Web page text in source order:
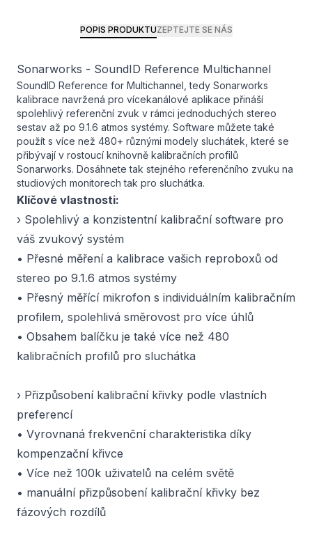
POPIS PRODUKTUZEPTEJTE SE NÁS
Sonarworks - SoundID Reference Multichannel
SoundID Reference for Multichannel, tedy Sonarworks
kalibrace navržená pro vícekanálové aplikace přináší
spolehlivý referenční zvuk v rámci jednoduchých stereo
sestav až po 9.1.6 atmos systémy. Software můžete také
použít s více než 480+ různými modely sluchátek, které se
přibývají v rostoucí knihovně kalibračních profilů
Sonarworks. Dosáhnete tak stejného referenčního zvuku na
studiových monitorech tak pro sluchátka.
Klíčové vlastnosti:
› Spolehlivý a konzistentní kalibrační software pro
váš zvukový systém
• Přesné měření a kalibrace vašich reproboxů od
stereo po 9.1.6 atmos systémy
• Přesný měřící mikrofon s individuálním kalibračním
profilem, spolehlivá směrovost pro více úhlů
• Obsahem balíčku je také více než 480
kalibračních profilů pro sluchátka
› Přizpůsobení kalibrační křivky podle vlastních
preferencí
• Vyrovnaná frekvenční charakteristika díky
kompenzační křivce
• Více než 100k uživatelů na celém světě
• manuální přizpůsobení kalibrační křivky bez
fázových rozdílů